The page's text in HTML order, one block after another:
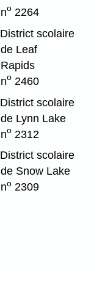
no 2264
District scolaire
de Leaf
Rapids
no 2460
District scolaire
de Lynn Lake
no 2312
District scolaire
de Snow Lake
no 2309